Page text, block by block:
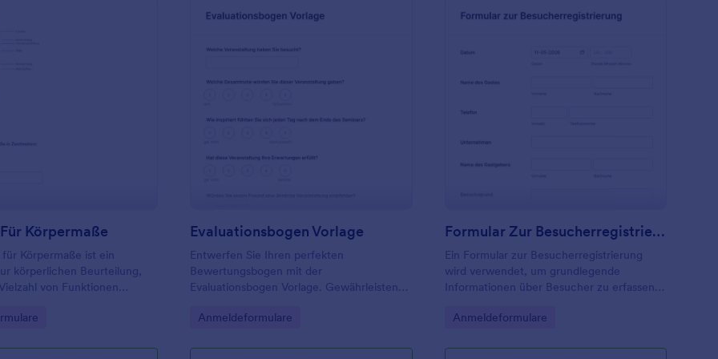
letzten Schulhalbjahres.
Körpermaße
für Körpermaße ist ein
körperlichen Beurteilung,
von Funktionen
Ein Körpermaß-Formular
Körperform und sogar der
Vorschau : Evaluationsbogen Vorlage
Evaluationsbogen Vorlage
Entwerfen Sie Ihren perfekten
Bewertungsbogen mit der
Evaluationsbogen Vorlage. Gewährleisten
Benutzerfreundlichkeit.
Go to Category:
Anmeldeformulare
Formular Zur Besucherregistrierung
Ein Formular zur Besucherregistrierung
wird verwendet, um grundlegende
Informationen über Besucher zu erfassen,
Geschäftssitz besuchen. Es wird
Einrichtung betritt und wann sie sie
Go to Category:
Anmeldeformulare